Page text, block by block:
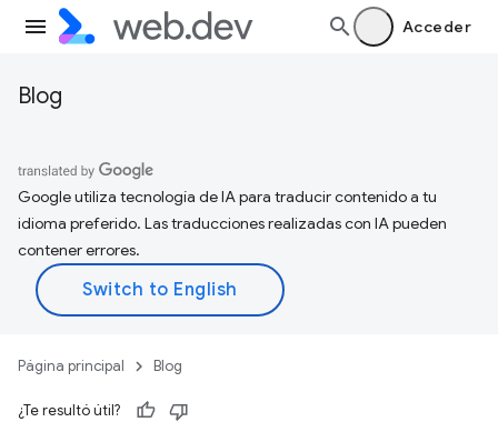
Acceder
Blog
Google utiliza tecnología de IA para traducir contenido a tu
idioma preferido. Las traducciones realizadas con IA pueden
contener errores.
Página principal Blog
¿Te resultó útil?